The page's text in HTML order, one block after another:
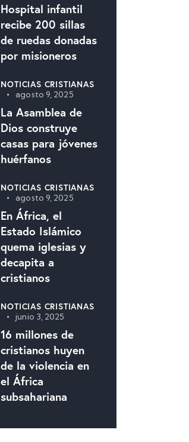
Hospital infantil
recibe 200 sillas
de ruedas donadas
por misioneros
NOTICIAS CRISTIANAS
agosto 9, 2025
La Asamblea de
Dios construye
casas para jóvenes
huérfanos
NOTICIAS CRISTIANAS
agosto 9, 2025
En África, el
Estado Islámico
quema iglesias y
decapita a
cristianos
NOTICIAS CRISTIANAS
junio 3, 2025
16 millones de
cristianos huyen
de la violencia en
el África
subsahariana